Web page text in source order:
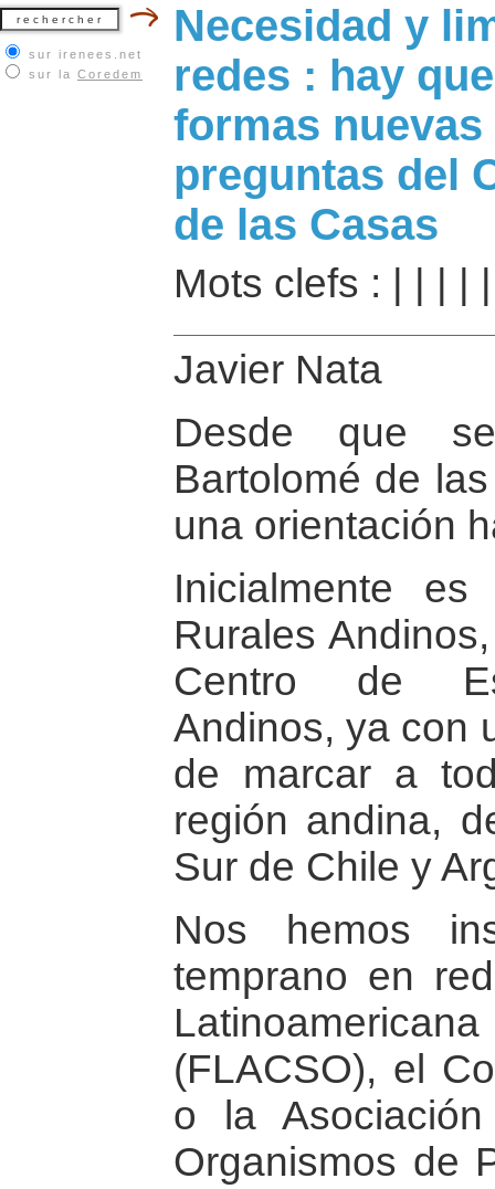
sur irenees.net
sur la Coredem
Necesidad y
redes : hay
formas
preguntas del
de las Casas
Mots clefs :
Javier Nata
Desde que
Bartolomé de
una orientación
Inicialmente
Rurales
Centro de
Andinos, ya con
de marcar a
región andina,
Sur de Chile y
Nos hemos
temprano en
(FLACSO), el
o la Asociación
Organismos de